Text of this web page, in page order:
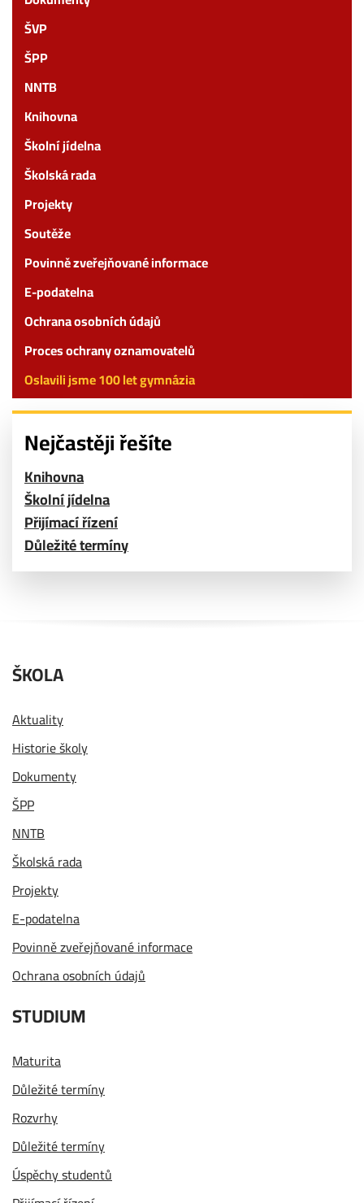
ŠVP
ŠPP
NNTB
Knihovna
Školní jídelna
Školská rada
Projekty
Soutěže
Povinně zveřejňované informace
E-podatelna
Ochrana osobních údajů
Proces ochrany oznamovatelů
Oslavili jsme 100 let gymnázia
Nejčastěji řešíte
Knihovna
Školní jídelna
Přijímací řízení
Důležité termíny
ŠKOLA
Aktuality
Historie školy
Dokumenty
ŠPP
NNTB
Školská rada
Projekty
E-podatelna
Povinně zveřejňované informace
Ochrana osobních údajů
STUDIUM
Maturita
Důležité termíny
Rozvrhy
Důležité termíny
Úspěchy studentů